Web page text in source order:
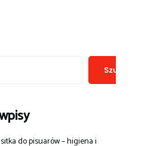
Szukaj
do pisuarów – higiena i